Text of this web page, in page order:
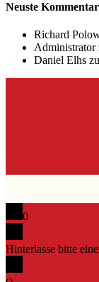
Neuste
Richard
Administrator
Daniel Elhs zu
0
Hinterlasse bitte